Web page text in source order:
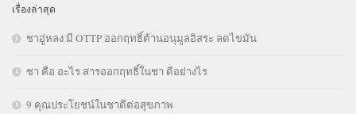
เรื่องล่าสุด
ชาอู่หลง มี OTTP ออกฤทธิ์ต้านอนุมูลอิสระ ลดไขมัน
ชา คือ อะไร สารออกฤทธิ์ในชา ดีอย่างไร
9 คุณประโยชน์ในชาดีต่อสุขภาพ